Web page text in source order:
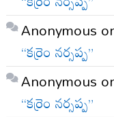
Anonymous
“కర్రెం నర్సప్ప”
Anonymous
“కర్రెం నర్సప్ప”